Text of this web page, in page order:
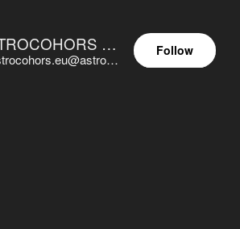
ASTROCOHORS EUNOIA ULTIMA
@astrocohors.eu@astrocohors.eu
Follow